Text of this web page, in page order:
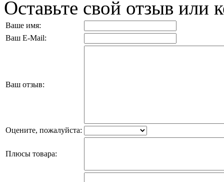
Оставьте свой отзыв или
Ваше имя:
Ваш E-Mail:
Ваш отзыв:
Оцените, пожалуйста:
Плюсы товара: